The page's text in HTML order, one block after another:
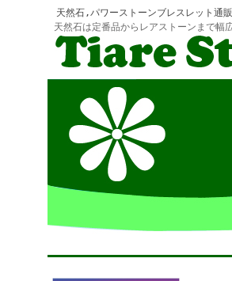
天然石,パワーストーンブレスレット通販
天然石は定番品からレアストーンまで幅